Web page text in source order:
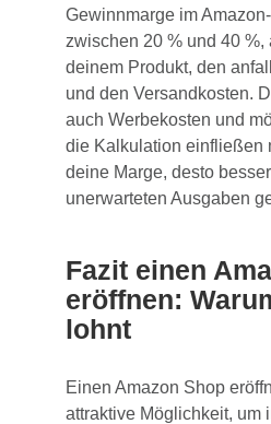
Gewinnmarge im
zwischen 20 % und 40 %,
deinem Produkt, den
und den Versandkosten.
auch Werbekosten und
die Kalkulation einfließen
deine Marge, desto
unerwarteten Ausgaben
Fazit einen
eröffnen:
lohnt
Einen Amazon Shop
attraktive Möglichkeit, um